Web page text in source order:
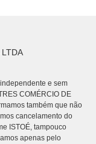
e sem
COMÉRCIO DE
também que não
cancelamento do
ISTOÉ, tampouco
apenas pelo